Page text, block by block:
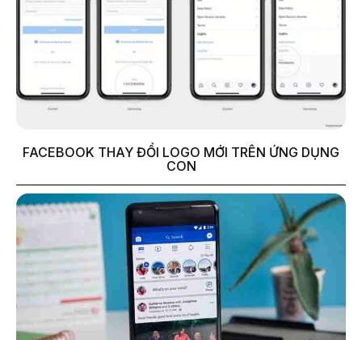
FACEBOOK THAY ĐỔI LOGO MỚI TRÊN ỨNG DỤNG
CON